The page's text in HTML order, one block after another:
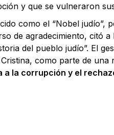
y que se vulneraron
como el “Nobel judío”,
de agradecimiento, citó a
del pueblo judío”. El
como parte de una
la corrupción y el